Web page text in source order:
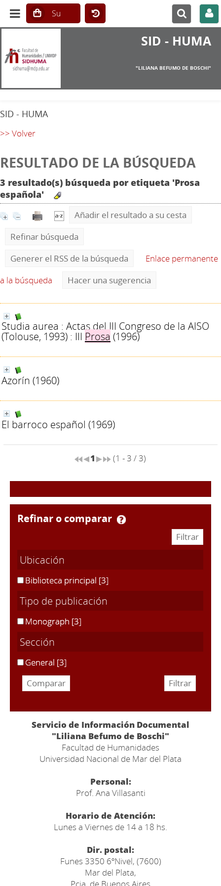
SID - HUMA
"LILIANA BEFUMO DE BOSCHI"
SID - HUMA
>> Volver
RESULTADO DE LA BÚSQUEDA
3 resultado(s) búsqueda por etiqueta 'Prosa
española'
Añadir el resultado a su cesta
Refinar búsqueda
Generer el RSS de la búsqueda
Enlace permanente
a la búsqueda
Hacer una sugerencia
Studia aurea : Actas del III Congreso de la AISO
(Tolouse, 1993) : III Prosa (1996)
Azorín (1960)
El barroco español (1969)
1 (1 - 3 / 3)
refinar o comparar
Ubicación
Biblioteca principal [3]
Tipo de publicación
Monograph [3]
Sección
General [3]
Servicio de Información Documental
"Liliana Befumo de Boschi"
Facultad de Humanidades
Universidad Nacional de Mar del Plata
Personal:
Prof. Ana Villasanti
Horario de Atención:
Lunes a Viernes de 14 a 18 hs.
Dir. postal:
Funes 3350 6ºNivel, (7600)
Mar del Plata,